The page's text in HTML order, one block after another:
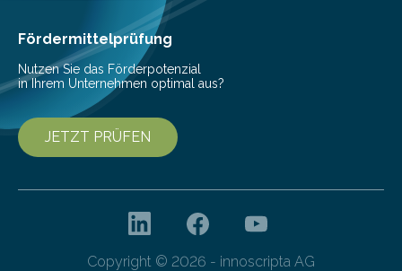
Fördermittelprüfung
Nutzen Sie das Förderpotenzial
in Ihrem Unternehmen optimal aus?
JETZT PRÜFEN
Copyright © 2026 - innoscripta AG